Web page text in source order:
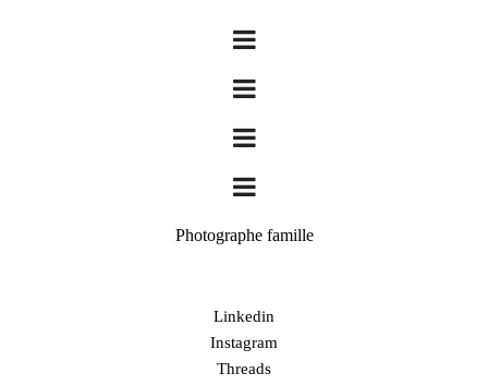
Photographe famille
Linkedin
Instagram
Threads